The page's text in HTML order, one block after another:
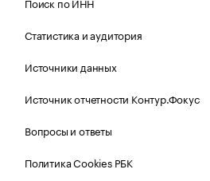
Статистика и аудитория
Источники данных
Источник отчетности Контур.Фокус
Вопросы и ответы
Политика Cookies РБК